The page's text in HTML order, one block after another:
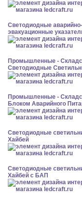
Светодиодные аварийно-
эвакуационные
Промышленные -
Светодиодные
Промышленные -
Блоком Аварийного
Светодиодные
Хайбей
Светодиодные
Хайбей с БАП